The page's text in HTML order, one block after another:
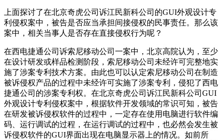
上面探讨了在北京奇虎公司诉江民新科公司的GUI外观设计专
利侵权案中，被告是否应当承担间接侵权的民事责任。那么该
案中，相关当事人是否存在直接侵权行为呢？
在西电捷通公司诉索尼移动公司一案中，北京高院认为，至少
在设计研发或样品检测阶段，索尼移动公司未经许可完整地实
施了涉案专利技术方案。由此也可以认定索尼移动公司在制造
被诉侵权产品的过程中未经许可实施了涉案专利，侵犯了西电
捷通公司的涉案专利权。在北京奇虎公司诉江民新科公司GUI
外观设计专利侵权案中，根据软件开发领域的常识可知，被告
在研发被诉侵权软件的过程中，一定存在使用电脑进行软件编
码、运行调试的过程，在运行调试的过程中，也必然会发生被
诉侵权软件的GUI界面出现在电脑显示器上的情况。如前所